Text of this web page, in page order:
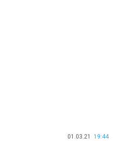
01.03.21 19:44